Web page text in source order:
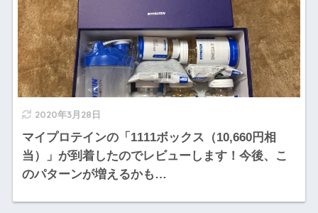
2020年3月28日
マイプロテインの「1111ボックス（10,660円相
当）」が到着したのでレビューします！今後、こ
のパターンが増えるかも…